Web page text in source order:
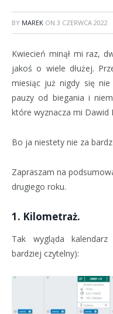
BY MAREK ON 3 CZERWCA 2022
Kwiecień minął mi raz,
jakoś o wiele dłużej.
miesiąc już nigdy się
pauzy od biegania i
które wyznacza mi Dawid
Bo ja niestety nie za
Zapraszam na
drugiego roku.
1. Kilometraż.
Tak wygląda
bardziej czytelny):